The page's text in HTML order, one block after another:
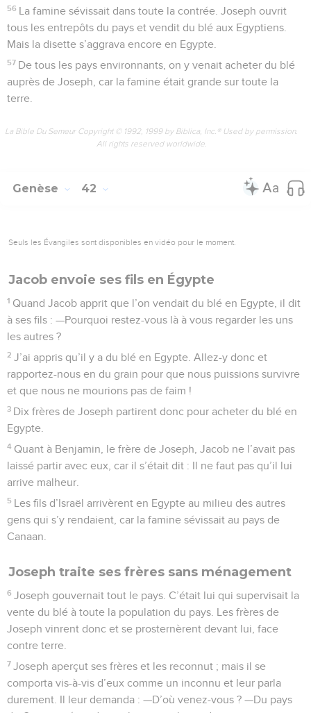
56 La famine sévissait dans toute la contrée. Joseph ouvrit
tous les entrepôts du pays et vendit du blé aux Egyptiens.
Mais la disette s’aggrava encore en Egypte.
57 De tous les pays environnants, on y venait acheter du blé
auprès de Joseph, car la famine était grande sur toute la
terre.
La Bible Du Semeur Copyright © 1992, 1999 by Biblica, Inc.® Used by permission.
All rights reserved worldwide.
Genèse 42
Seuls les Évangiles sont disponibles en vidéo pour le moment.
Jacob envoie ses fils en Égypte
1 Quand Jacob apprit que l’on vendait du blé en Egypte, il dit
à ses fils : —Pourquoi restez-vous là à vous regarder les uns
les autres ?
2 J’ai appris qu’il y a du blé en Egypte. Allez-y donc et
rapportez-nous en du grain pour que nous puissions survivre
et que nous ne mourions pas de faim !
3 Dix frères de Joseph partirent donc pour acheter du blé en
Egypte.
4 Quant à Benjamin, le frère de Joseph, Jacob ne l’avait pas
laissé partir avec eux, car il s’était dit : Il ne faut pas qu’il lui
arrive malheur.
5 Les fils d’Israël arrivèrent en Egypte au milieu des autres
gens qui s’y rendaient, car la famine sévissait au pays de
Canaan.
Joseph traite ses frères sans ménagement
6 Joseph gouvernait tout le pays. C’était lui qui supervisait la
vente du blé à toute la population du pays. Les frères de
Joseph vinrent donc et se prosternèrent devant lui, face
contre terre.
7 Joseph aperçut ses frères et les reconnut ; mais il se
comporta vis-à-vis d’eux comme un inconnu et leur parla
durement. Il leur demanda : —D’où venez-vous ? —Du pays